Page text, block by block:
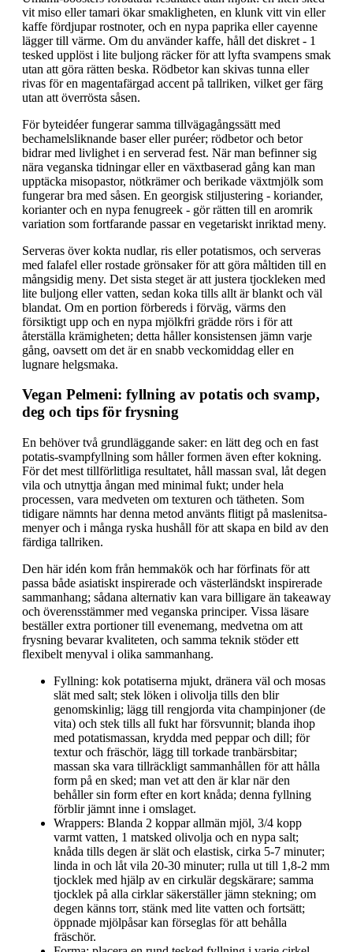
vit miso eller tamari ökar smakligheten, en klunk vitt vin eller
kaffe fördjupar rostnoter, och en nypa paprika eller cayenne
lägger till värme. Om du använder kaffe, håll det diskret - 1
tesked upplöst i lite buljong räcker för att lyfta svampens smak
utan att göra rätten beska. Rödbetor kan skivas tunna eller
rivas för en magentafärgad accent på tallriken, vilket ger färg
utan att överrösta såsen.
För byteidéer fungerar samma tillvägagångssätt med
bechamelsliknande baser eller puréer; rödbetor och betor
bidrar med livlighet i en serverad fest. När man befinner sig
nära veganska tidningar eller en växtbaserad gång kan man
upptäcka misopastor, nötkrämer och berikade växtmjölk som
fungerar bra med såsen. En georgisk stiljustering - koriander,
korianter och en nypa fenugreek - gör rätten till en aromrik
variation som fortfarande passar en vegetariskt inriktad meny.
Serveras över kokta nudlar, ris eller potatismos, och serveras
med falafel eller rostade grönsaker för att göra måltiden till en
mångsidig meny. Det sista steget är att justera tjockleken med
lite buljong eller vatten, sedan koka tills allt är blankt och väl
blandat. Om en portion förbereds i förväg, värms den
försiktigt upp och en nypa mjölkfri grädde rörs i för att
återställa krämigheten; detta håller konsistensen jämn varje
gång, oavsett om det är en snabb veckomiddag eller en
lugnare helgsmaka.
Vegan Pelmeni: fyllning av potatis och svamp,
deg och tips för frysning
En behöver två grundläggande saker: en lätt deg och en fast
potatis-svampfyllning som håller formen även efter kokning.
För det mest tillförlitliga resultatet, håll massan sval, låt degen
vila och utnyttja ångan med minimal fukt; under hela
processen, vara medveten om texturen och tätheten. Som
tidigare nämnts har denna metod använts flitigt på maslenitsa-
menyer och i många ryska hushåll för att skapa en bild av den
färdiga tallriken.
Den här idén kom från hemmakök och har förfinats för att
passa både asiatiskt inspirerade och västerländskt inspirerade
sammanhang; sådana alternativ kan vara billigare än takeaway
och överensstämmer med veganska principer. Vissa läsare
beställer extra portioner till evenemang, medvetna om att
frysning bevarar kvaliteten, och samma teknik stöder ett
flexibelt menyval i olika sammanhang.
Fyllning: kok potatiserna mjukt, dränera väl och mosas
slät med salt; stek löken i olivolja tills den blir
genomskinlig; lägg till rengjorda vita champinjoner (de
vita) och stek tills all fukt har försvunnit; blanda ihop
med potatismassan, krydda med peppar och dill; för
textur och fräschör, lägg till torkade tranbärsbitar;
massan ska vara tillräckligt sammanhållen för att hålla
form på en sked; man vet att den är klar när den
behåller sin form efter en kort knåda; denna fyllning
förblir jämnt inne i omslaget.
Wrappers: Blanda 2 koppar allmän mjöl, 3/4 kopp
varmt vatten, 1 matsked olivolja och en nypa salt;
knåda tills degen är slät och elastisk, cirka 5-7 minuter;
linda in och låt vila 20-30 minuter; rulla ut till 1,8-2 mm
tjocklek med hjälp av en cirkulär degskärare; samma
tjocklek på alla cirklar säkerställer jämn stekning; om
degen känns torr, stänk med lite vatten och fortsätt;
öppnade mjölpåsar kan förseglas för att behålla
fräschör.